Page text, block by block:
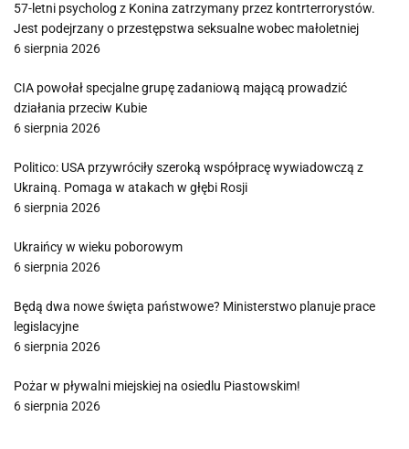
57-letni psycholog z Konina zatrzymany przez kontrterrorystów.
Jest podejrzany o przestępstwa seksualne wobec małoletniej
6 sierpnia 2026
CIA powołał specjalne grupę zadaniową mającą prowadzić
działania przeciw Kubie
6 sierpnia 2026
Politico: USA przywróciły szeroką współpracę wywiadowczą z
Ukrainą. Pomaga w atakach w głębi Rosji
6 sierpnia 2026
Ukraińcy w wieku poborowym
6 sierpnia 2026
Będą dwa nowe święta państwowe? Ministerstwo planuje prace
legislacyjne
6 sierpnia 2026
Pożar w pływalni miejskiej na osiedlu Piastowskim!
6 sierpnia 2026